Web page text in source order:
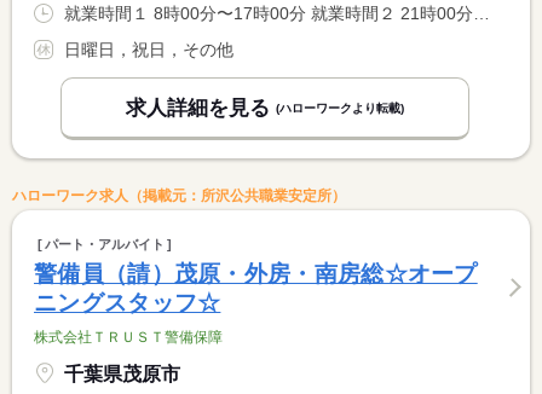
日曜日，祝日，その他
求人詳細を見る (ハローワークより転載)
ハローワーク求人（掲載元：所沢公共職業安定所）
パート・アルバイト
警備員（請）茂原・外房・南房総☆オープ
ニングスタッフ☆
株式会社ＴＲＵＳＴ警備保障
千葉県茂原市